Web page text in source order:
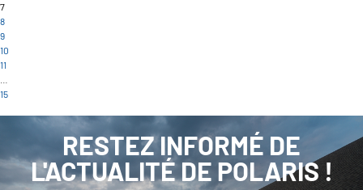
7
8
9
10
11
15
RESTEZ INFORMÉ DE
L'ACTUALITÉ DE POLARIS !